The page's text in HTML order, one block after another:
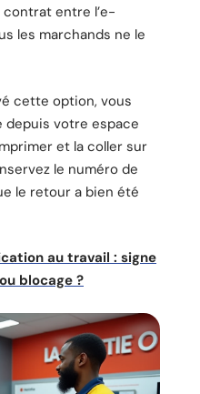
entre l’e-
les marchands ne le
cette option, vous
depuis votre espace
et la coller sur
le numéro de
le retour a bien été
au travail : signe
blocage ?